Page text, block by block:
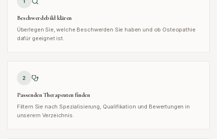
Beschwerdebild klären
Überlegen Sie, welche Beschwerden Sie haben und ob Osteopathie
dafür geeignet ist.
2
Passenden Therapeuten finden
Filtern Sie nach Spezialisierung, Qualifikation und Bewertungen in
unserem Verzeichnis.